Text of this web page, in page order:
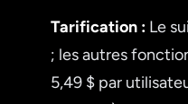
Tarification : Le
; les autres
5,49 $ par